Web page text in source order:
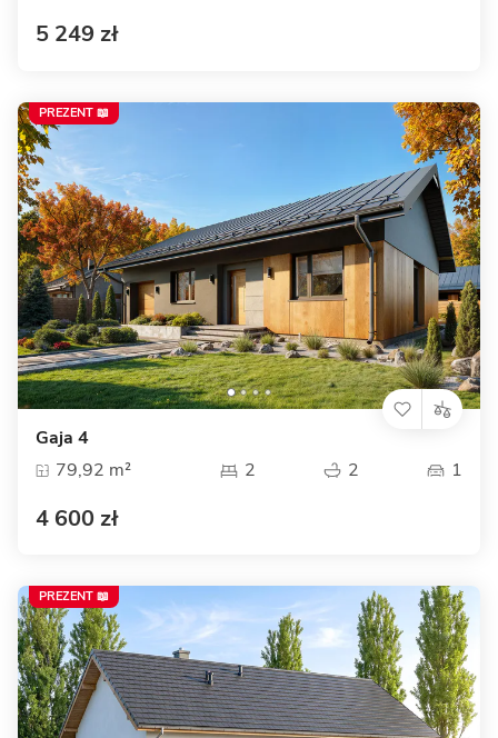
5 249 zł
Gaja 4
79,92 m²
2 2 1
4 600 zł
PREZENT 📖
PREZENT 📖